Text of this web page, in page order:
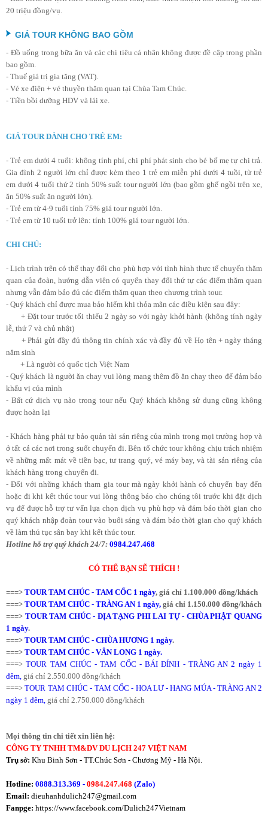
20 triệu đồng/vụ.
GIÁ TOUR KHÔNG BAO GỒM
- Đồ uống trong bữa ăn và các chi tiêu cá nhân không được đề cập trong phần
bao gồm.
- Thuế giá trị gia tăng (VAT).
- Vé xe điện + vé thuyền thăm quan tại Chùa Tam Chúc.
- Tiền bồi dưỡng HDV và lái xe.
GIÁ TOUR DÀNH CHO TRẺ EM:
- Trẻ em dưới 4 tuổi: không tính phí, chi phí phát sinh cho bé bố mẹ tự chi trả.
Gia đình 2 người lớn chỉ được kèm theo 1 trẻ em miễn phí dưới 4 tuồi, từ trẻ
em dưới 4 tuổi thứ 2 tính 50% suất tour người lớn (bao gồm ghế ngồi trên xe,
ăn 50% suất ăn người lớn).
- Trẻ em từ 4-9 tuổi tính 75% giá tour người lớn.
- Trẻ em từ 10 tuổi trở lên: tính 100% giá tour người lớn.
CHI CHÚ:
- Lịch trình trên có thể thay đổi cho phù hợp với tình hình thực tế chuyến thăm
quan của đoàn, hướng dẫn viên có quyển thay đổi thứ tự các điểm thăm quan
nhưng vẫn đảm bảo đủ các điểm thăm quan theo chương trình tour.
- Quý khách chỉ được mua bảo hiểm khi thỏa mãn các điều kiện sau đây:
+ Đặt tour trước tối thiểu 2 ngày so với ngày khởi hành (không tính ngày
lễ, thứ 7 và chủ nhật)
+ Phải gửi đầy đủ thông tin chính xác và đầy đủ về Họ tên + ngày tháng
năm sinh
+ Là người có quốc tịch Việt Nam
- Quý khách là người ăn chay vui lòng mang thêm đồ ăn chay theo để đảm bảo
khẩu vị của mình
- Bất cứ dịch vụ nào trong tour nếu Quý khách không sử dụng cũng không
được hoàn lại
- Khách hàng phải tự bảo quản tài sản riêng của mình trong mọi trường hợp và
ở tất cả các nơi trong suốt chuyến đi. Bên tổ chức tour không chịu trách nhiệm
về những mất mát về tiền bạc, tư trang quý, vé máy bay, và tài sản riêng của
khách hàng trong chuyến đi.
- Đối với những khách tham gia tour mà ngày khởi hành có chuyến bay đến
hoặc đi khi kết thúc tour vui lòng thông báo cho chúng tôi trước khi đặt dịch
vụ để được hỗ trợ tư vấn lựa chọn dịch vụ phù hợp và đảm bảo thời gian cho
quý khách nhập đoàn tour vào buổi sáng và đảm bảo thời gian cho quý khách
về làm thủ tục sân bay khi kết thúc tour.
Hotline hỗ trợ quý khách 24/7: 0984.247.468
CÓ THỂ BẠN SẼ THÍCH !
===> TOUR TAM CHÚC - TAM CỐC 1 ngày, giá chỉ 1.100.000 dồng/khách
===> TOUR TAM CHÚC - TRÀNG AN 1 ngày, giá chỉ 1.150.000 đồng/khách
===> TOUR TAM CHÚC - ĐỊA TẠNG PHI LAI TỰ - CHÙA PHẬT QUANG
1 ngày.
===> TOUR TAM CHÚC - CHÙA HƯƠNG 1 ngày.
===> TOUR TAM CHÚC - VÂN LONG 1 ngày.
===>TOUR TAM CHÚC - TAM CỐC - BÁI ĐÍNH - TRÀNG AN 2 ngày 1
đêm giá chỉ 2.550.000 đồng/khách
===>TOUR TAM CHÚC - TAM CỐC - HOA LƯ - HANG MÚA - TRÀNG AN 2
ngày 1 đêm giá chỉ 2.750.000 đồng/khách
Mọi thông tin chi tiết xin liên hệ:
CÔNG TY TNHH TM&DV DU LỊCH 247 VIỆT NAM
Trụ sở: Khu Binh Sơn - TT.Chúc Sơn - Chương Mỹ - Hà Nội.
Hotline: 0888.313.369 - 0984.247.468 (Zalo)
Email: dieuhanhdulich247@gmail.com
Fanpge: https://www.facebook.com/Dulich247Vietnam